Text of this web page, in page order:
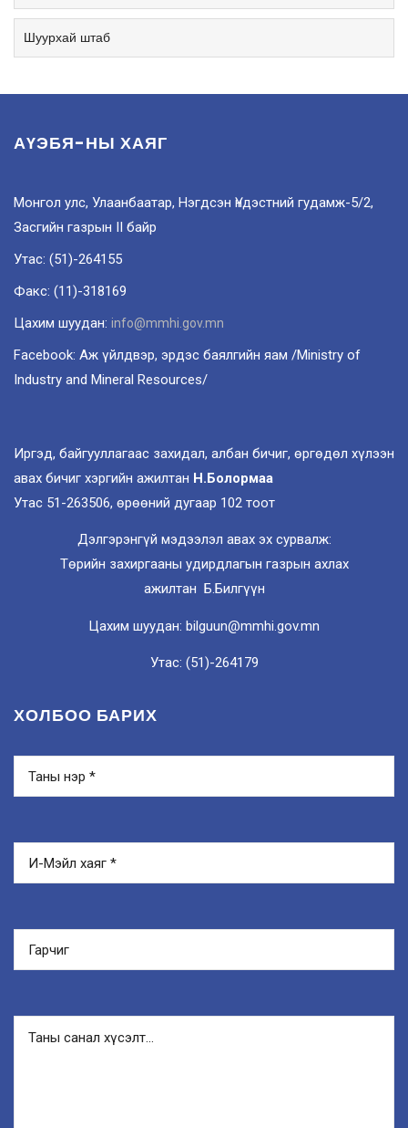
Шуурхай штаб
АҮЭБЯ-НЫ ХАЯГ
Монгол улс, Улаанбаатар, Нэгдсэн Үндэстний гудамж-5/2,
Засгийн газрын II байр
Утас: (51)-264155
Факс: (11)-318169
Цахим шуудан: info@mmhi.gov.mn
Facebook: Аж үйлдвэр, эрдэс баялгийн яам /Ministry of
Industry and Mineral Resources/
Иргэд, байгууллагаас захидал, албан бичиг, өргөдөл хүлээн
авах бичиг хэргийн ажилтан Н.Болормаа
Утас 51-263506, өрөөний дугаар 102 тоот
Дэлгэрэнгүй мэдээлэл авах эх сурвалж:
Төрийн захиргааны удирдлагын газрын ахлах
ажилтан Б.Билгүүн
Цахим шуудан: bilguun@mmhi.gov.mn
Утас: (51)-264179
ХОЛБОО БАРИХ